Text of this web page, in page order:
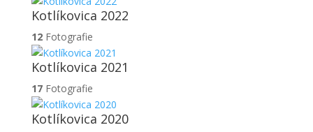
Kotlíkovica 2022
12Fotografie
Kotlíkovica 2021
17Fotografie
Kotlíkovica 2020